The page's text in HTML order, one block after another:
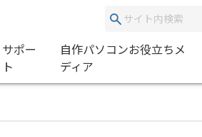
サポー
ト
自作パソコンお役立ちメ
ディア